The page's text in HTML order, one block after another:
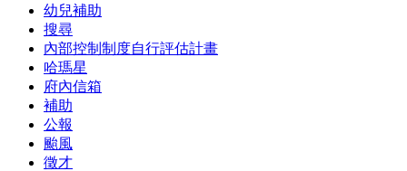
幼兒補助
搜尋
內部控制制度自行評估計畫
哈瑪星
府內信箱
補助
公報
颱風
徵才